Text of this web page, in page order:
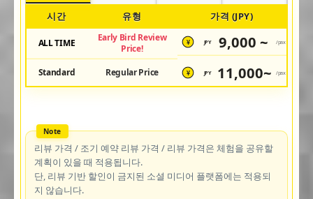
시간 유형 가격 (JPY)
ALL TIME
Early Bird Review
Price!
¥ JPY 9,000 ~ /pax
Standard Regular Price ¥ JPY 11,000~ /pax
리뷰 가격 / 조기 예약 리뷰 가격 / 리뷰 가격은 체험을 공유할
계획이 있을 때 적용됩니다.
단, 리뷰 기반 할인이 금지된 소셜 미디어 플랫폼에는 적용되
지 않습니다.